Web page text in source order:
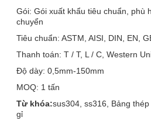
Gói: Gói xuất khẩu tiêu chuẩn, phù
chuyển
Tiêu chuẩn: ASTM, AISI, DIN, EN,
Thanh toán: T / T, L / C, Western
Độ dày: 0,5mm-150mm
MOQ: 1 tấn
Từ khóa:sus304, ss316, Bảng
gỉ